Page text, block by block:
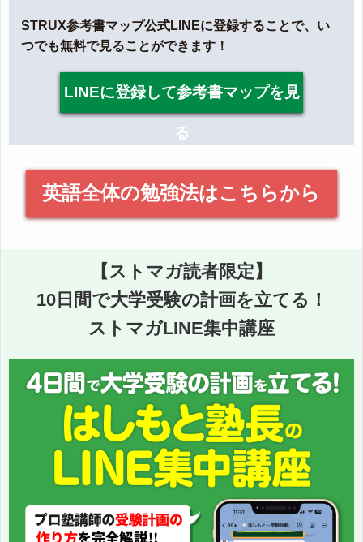
STRUX参考書マップ公式LINEに登録することで、い
つでも無料で見ることができます！
LINEに登録して参考書マップを見
る
英語全体の勉強法はこちらから
【ストマガ読者限定】
10日間で大学受験の計画を立てる！
ストマガLINE集中講座